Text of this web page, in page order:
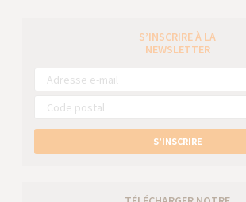
S’INSCRIRE À LA
NEWSLETTER
S’INSCRIRE